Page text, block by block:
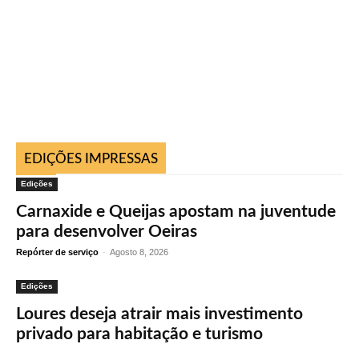
EDIÇÕES IMPRESSAS
Edições
Carnaxide e Queijas apostam na juventude
para desenvolver Oeiras
Repórter de serviço - Agosto 8, 2026
Edições
Loures deseja atrair mais investimento
privado para habitação e turismo